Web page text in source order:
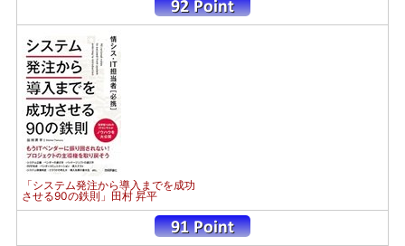
「システム発注から導入までを成功
させる90の鉄則」田村 昇平